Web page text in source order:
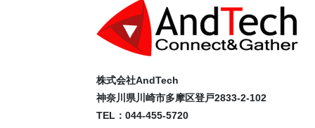
株式会社AndTech
神奈川県川崎市多摩区登戸2833-2-102
TEL：044-455-5720